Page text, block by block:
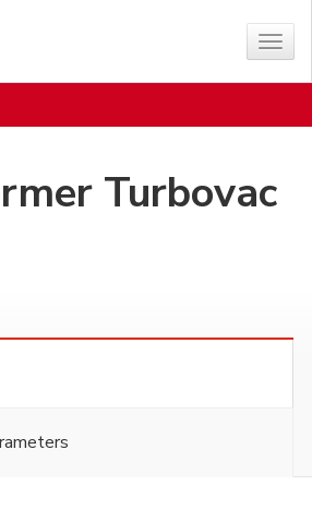
Show
menu
Turbovac